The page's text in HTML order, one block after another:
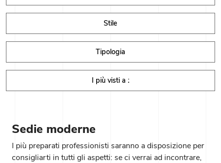
Stile
Tipologia
I più visti a :
Sedie moderne
I più preparati professionisti saranno a disposizione per
consigliarti in tutti gli aspetti: se ci verrai ad incontrare,